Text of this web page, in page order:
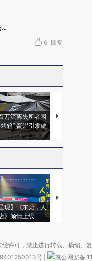
~
6 · 回复
万流离失所者困
箱” 高温引发健
马航飞行员
现】《东莞，人
》倾情上线
【推广】走
许可，禁止进行转载、摘编、
号 京公网安备